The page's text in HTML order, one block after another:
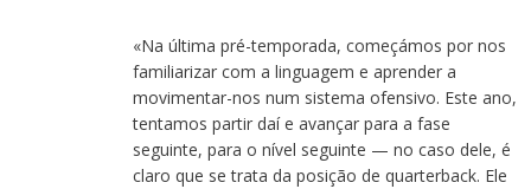
«Na última pré-temporada, começámos por nos
familiarizar com a linguagem e aprender a
movimentar-nos num sistema ofensivo. Este ano,
tentamos partir daí e avançar para a fase
seguinte, para o nível seguinte — no caso dele, é
claro que se trata da posição de quarterback. Ele